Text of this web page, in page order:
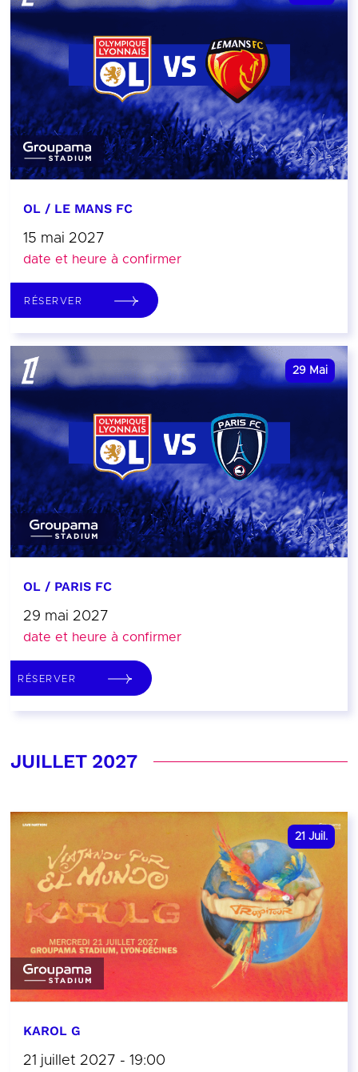
OL / LE MANS FC
15 mai 2027
date et heure à confirmer
RÉSERVER
29 Mai
OL / PARIS FC
29 mai 2027
date et heure à confirmer
RÉSERVER
JUILLET 2027
21 Juil.
KAROL G
21 juillet 2027 - 19:00